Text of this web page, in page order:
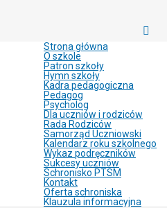
Strona główna
O szkole
Patron szkoły
Hymn szkoły
Kadra pedagogiczna
Pedagog
Psycholog
Dla uczniów i rodziców
Rada Rodziców
Samorząd Uczniowski
Kalendarz roku szkolnego
Wykaz podręczników
Sukcesy uczniów
Schronisko PTSM
Kontakt
Oferta schroniska
Klauzula informacyjna